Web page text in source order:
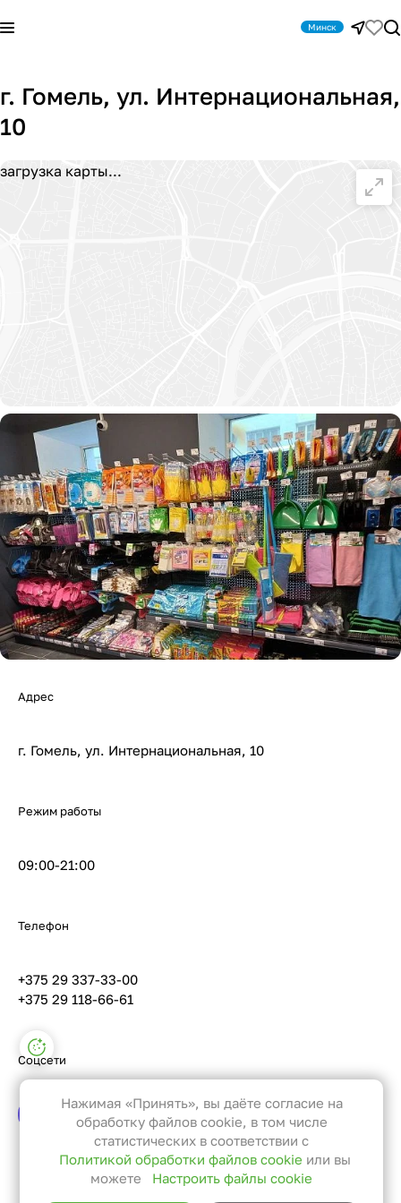
Минск
г. Гомель, ул. Интернациональная,
10
загрузка карты...
Адрес
г. Гомель, ул. Интернациональная, 10
Режим работы
09:00-21:00
Телефон
+375 29 337-33-00
+375 29 118-66-61
Соцсети
Настройки файлов cookie
Функциональные
Эти файлы необходимы для
функционирования сайта и не
могут быть отключены в наших
системах. Вы можете настроить
браузер так, чтобы он блокировал
Нажимая «Принять», вы даёте согласие на
обработку файлов cookie, в том числе
статистических в соответствии с
Политикой обработки файлов cookie или вы
можете
Настроить файлы cookie